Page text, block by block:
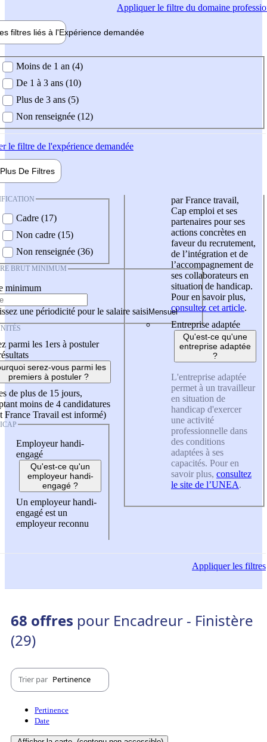
Appliquerle filtre du domaine
filtres liés à l'Expérience demandée
demandée
Moins de 1 an (4)
De 1 à 3 ans (10)
Plus de 3 ans (5)
Non renseignée (12)
le filtre de l'expérience demandée
Plus De Filtres
Cadre (17)
Non cadre (15)
Non renseignée (36)
BRUT MINIMUM
minimum
une périodicité pour le salaire saisi
parmi les 1ers à postuler
serez-vous parmi les
premiers à postuler ?
de plus de 15 jours,
moins de 4 candidatures
France Travail est informé)
Employeur handi-
engagé
Qu'est-ce qu'un
employeur handi-
engagé ?
Un employeur handi-
engagé est un
employeur reconnu
par France travail,
Cap emploi et ses
partenaires pour ses
actions concrètes en
faveur du recrutement,
de l’intégration et de
l’accompagnement de
ses collaborateurs en
situation de handicap.
Pour en savoir plus,
consultez cet article.
Entreprise adaptée
Qu'est-ce qu'une
entreprise adaptée
?
L'entreprise adaptée
permet à un travailleur
en situation de
handicap d'exercer
une activité
professionnelle dans
des conditions
adaptées à ses
capacités. Pour en
savoir plus, consultez
le site de l’UNEA.
Appliquerles filtres
68 offres pour Encadreur - Finistère
(29)
Trier par Pertinence
Pertinence
Date